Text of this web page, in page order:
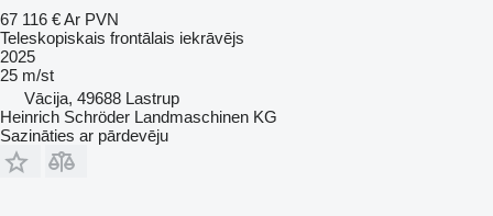
67 116 €Ar PVN
Teleskopiskais frontālais iekrāvējs
2025
25 m/st
Vācija, 49688 Lastrup
Heinrich Schröder Landmaschinen KG
Sazināties ar pārdevēju